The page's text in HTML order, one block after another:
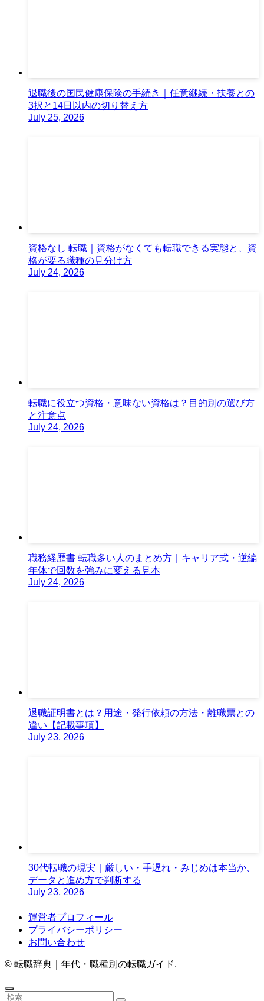
退職後の国民健康保険の手続き｜任意継続・扶養との
3択と14日以内の切り替え方
July 25, 2026
資格なし 転職｜資格がなくても転職できる実態と、資
格が要る職種の見分け方
July 24, 2026
転職に役立つ資格・意味ない資格は？目的別の選び方
と注意点
July 24, 2026
職務経歴書 転職多い人のまとめ方｜キャリア式・逆編
年体で回数を強みに変える見本
July 24, 2026
退職証明書とは？用途・発行依頼の方法・離職票との
違い【記載事項】
July 23, 2026
30代転職の現実｜厳しい・手遅れ・みじめは本当か、
データと進め方で判断する
July 23, 2026
運営者プロフィール
プライバシーポリシー
お問い合わせ
© 転職辞典｜年代・職種別の転職ガイド.